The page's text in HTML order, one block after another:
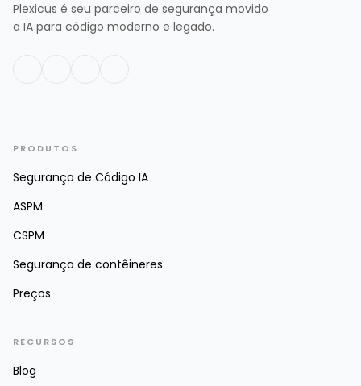
Plexicus é seu parceiro de segurança movido
a IA para código moderno e legado.
PRODUTOS
Segurança de Código IA
ASPM
CSPM
Segurança de contêineres
Preços
RECURSOS
Blog